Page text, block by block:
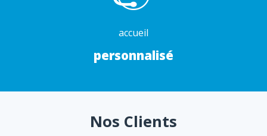
accueil
personnalisé
Nos Clients